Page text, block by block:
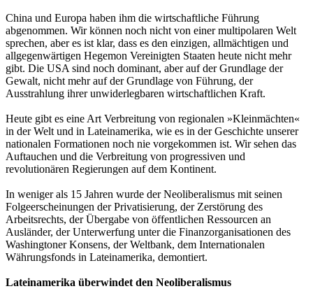
China und Europa haben ihm die wirtschaftliche Führung
abgenommen. Wir können noch nicht von einer multipolaren Welt
sprechen, aber es ist klar, dass es den einzigen, allmächtigen und
allgegenwärtigen Hegemon Vereinigten Staaten heute nicht mehr
gibt. Die USA sind noch dominant, aber auf der Grundlage der
Gewalt, nicht mehr auf der Grundlage von Führung, der
Ausstrahlung ihrer unwiderlegbaren wirtschaftlichen Kraft.
Heute gibt es eine Art Verbreitung von regionalen »Kleinmächten«
in der Welt und in Lateinamerika, wie es in der Geschichte unserer
nationalen Formationen noch nie vorgekommen ist. Wir sehen das
Auftauchen und die Verbreitung von progressiven und
revolutionären Regierungen auf dem Kontinent.
In weniger als 15 Jahren wurde der Neoliberalismus mit seinen
Folgeerscheinungen der Privatisierung, der Zerstörung des
Arbeitsrechts, der Übergabe von öffentlichen Ressourcen an
Ausländer, der Unterwerfung unter die Finanzorganisationen des
Washingtoner Konsens, der Weltbank, dem Internationalen
Währungsfonds in Lateinamerika, demontiert.
Lateinamerika überwindet den Neoliberalismus